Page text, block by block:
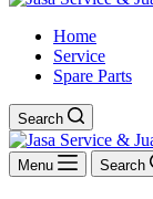
Home
Service
Spare Parts
Search
Menu Search